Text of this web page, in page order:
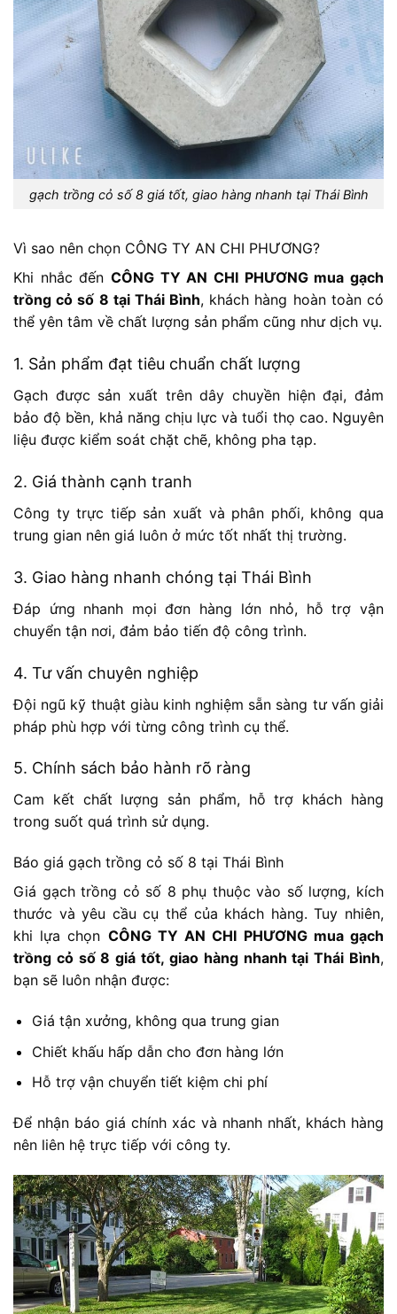
gạch trồng cỏ số 8 giá tốt, giao hàng nhanh tại Thái Bình
Vì sao nên chọn CÔNG TY AN CHI PHƯƠNG?
Khi nhắc đến CÔNG TY AN CHI PHƯƠNG mua gạch
trồng cỏ số 8 tại Thái Bình, khách hàng hoàn toàn có
thể yên tâm về chất lượng sản phẩm cũng như dịch vụ.
1. Sản phẩm đạt tiêu chuẩn chất lượng
Gạch được sản xuất trên dây chuyền hiện đại, đảm
bảo độ bền, khả năng chịu lực và tuổi thọ cao. Nguyên
liệu được kiểm soát chặt chẽ, không pha tạp.
2. Giá thành cạnh tranh
Công ty trực tiếp sản xuất và phân phối, không qua
trung gian nên giá luôn ở mức tốt nhất thị trường.
3. Giao hàng nhanh chóng tại Thái Bình
Đáp ứng nhanh mọi đơn hàng lớn nhỏ, hỗ trợ vận
chuyển tận nơi, đảm bảo tiến độ công trình.
4. Tư vấn chuyên nghiệp
Đội ngũ kỹ thuật giàu kinh nghiệm sẵn sàng tư vấn giải
pháp phù hợp với từng công trình cụ thể.
5. Chính sách bảo hành rõ ràng
Cam kết chất lượng sản phẩm, hỗ trợ khách hàng
trong suốt quá trình sử dụng.
Báo giá gạch trồng cỏ số 8 tại Thái Bình
Giá gạch trồng cỏ số 8 phụ thuộc vào số lượng, kích
thước và yêu cầu cụ thể của khách hàng. Tuy nhiên,
khi lựa chọn CÔNG TY AN CHI PHƯƠNG mua gạch
trồng cỏ số 8 giá tốt, giao hàng nhanh tại Thái Bình,
bạn sẽ luôn nhận được:
Giá tận xưởng, không qua trung gian
Chiết khấu hấp dẫn cho đơn hàng lớn
Hỗ trợ vận chuyển tiết kiệm chi phí
Để nhận báo giá chính xác và nhanh nhất, khách hàng
nên liên hệ trực tiếp với công ty.